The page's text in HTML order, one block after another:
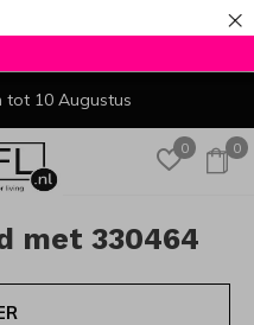
×
0 0
tot 10 Augustus
met 330464